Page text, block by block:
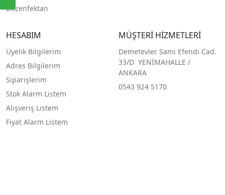
Dezenfektan
HESABIM
Üyelik Bilgilerim
Adres Bilgilerim
Siparişlerim
Stok Alarm Listem
Alışveriş Listem
Fiyat Alarm Listem
MÜŞTERİ HİZMETLERİ
Demetevler Sami Efendi Cad.
33/D YENİMAHALLE /
ANKARA
0543 924 5170